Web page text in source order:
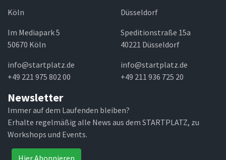
Köln
Im Mediapark 5
50670 Köln
info@startplatz.de
+49 221 975 802 00
Düsseldorf
Speditionstraße 15a
40221 Düsseldorf
info@startplatz.de
+49 211 936 725 20
Newsletter
Immer auf dem Laufenden bleiben?
Erhalte regelmäßig alle News aus dem STARTPLATZ, zu
Workshops und Events.
Hier Abonnieren